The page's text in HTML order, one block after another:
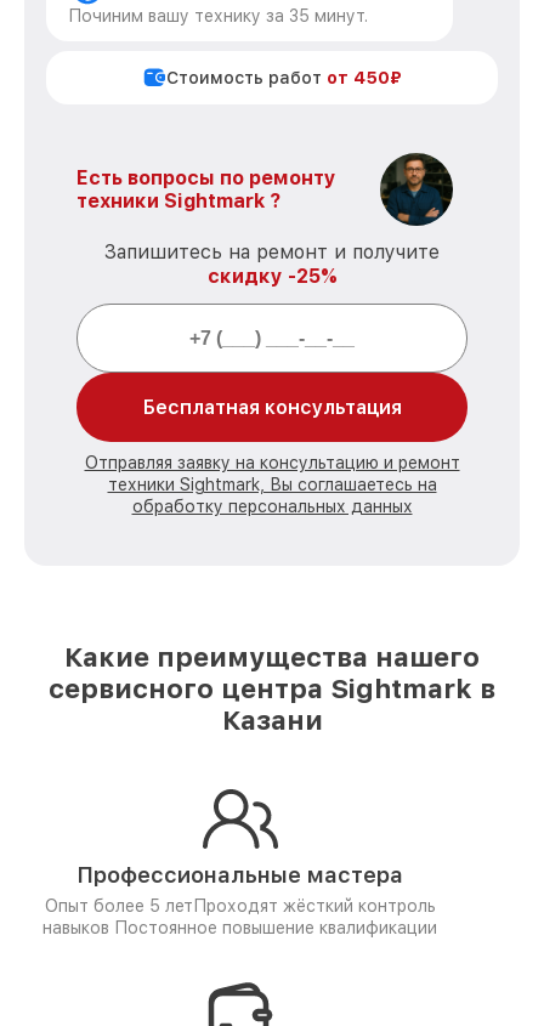
Починим вашу технику за 35 минут.
Стоимость работ от 450₽
Есть вопросы по ремонту
техники Sightmark ?
Запишитесь на ремонт и получите
скидку -25%
Бесплатная консультация
Отправляя заявку на консультацию и ремонт
техники Sightmark, Вы соглашаетесь на
обработку персональных данных
Какие преимущества нашего
сервисного центра Sightmark в
Казани
Профессиональные мастера
Опыт более 5 лет Проходят жёсткий контроль
навыков Постоянное повышение квалификации